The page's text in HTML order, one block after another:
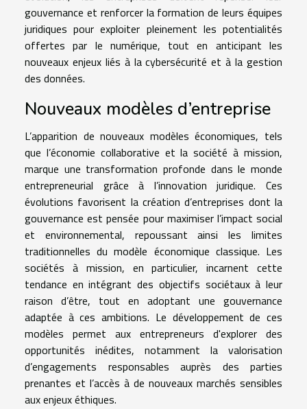
gouvernance et renforcer la formation de leurs équipes
juridiques pour exploiter pleinement les potentialités
offertes par le numérique, tout en anticipant les
nouveaux enjeux liés à la cybersécurité et à la gestion
des données.
Nouveaux modèles d’entreprise
L’apparition de nouveaux modèles économiques, tels
que l’économie collaborative et la société à mission,
marque une transformation profonde dans le monde
entrepreneurial grâce à l’innovation juridique. Ces
évolutions favorisent la création d’entreprises dont la
gouvernance est pensée pour maximiser l’impact social
et environnemental, repoussant ainsi les limites
traditionnelles du modèle économique classique. Les
sociétés à mission, en particulier, incarnent cette
tendance en intégrant des objectifs sociétaux à leur
raison d’être, tout en adoptant une gouvernance
adaptée à ces ambitions. Le développement de ces
modèles permet aux entrepreneurs d'explorer des
opportunités inédites, notamment la valorisation
d’engagements responsables auprès des parties
prenantes et l’accès à de nouveaux marchés sensibles
aux enjeux éthiques.